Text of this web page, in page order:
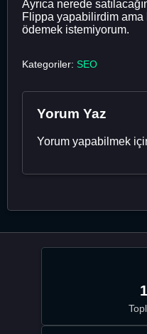
Ayrıca nerede
Flippa yapabilirdim
ödemek istemiyorum.
Kategoriler: SEO
Yorum Yaz
Yorum yapabilmek